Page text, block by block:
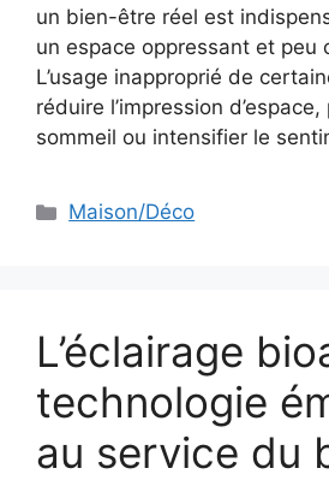
un bien-être réel est
un espace oppressant et peu
L’usage inapproprié de
réduire l’impression
sommeil ou intensifier le
Catégories
Maison/Déco
L’éclairage
technologie
au service du